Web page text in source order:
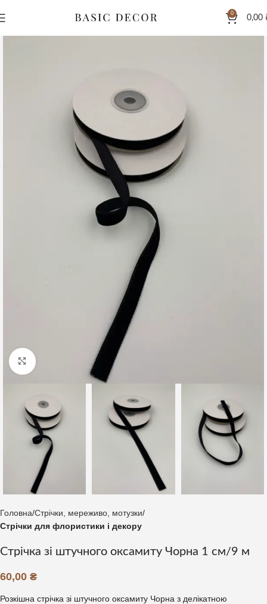
0
0,00
Клацніть, щоб збільшити
Головна Стрічки, мереживо, мотузки
Стрічки для флористики і декору
Стрічка зі штучного оксамиту Чорна 1 см/9 м
60,00 ₴
Розкішна стрічка зі штучного оксамиту Чорна з делікатною